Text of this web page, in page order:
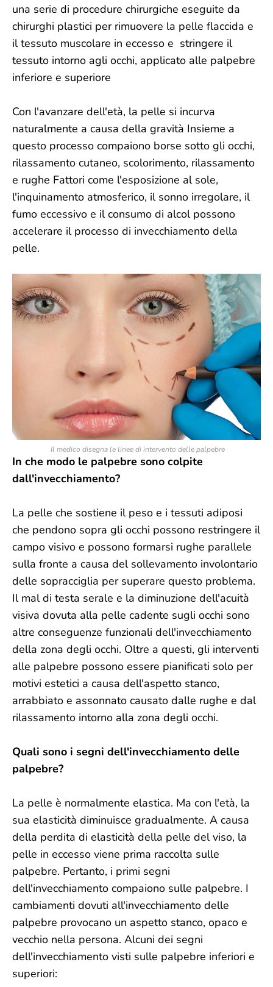
una serie di procedure chirurgiche eseguite da
chirurghi plastici per rimuovere la pelle flaccida e
il tessuto muscolare in eccesso e stringere il
tessuto intorno agli occhi, applicato alle palpebre
inferiore e superiore
Con l'avanzare dell'età, la pelle si incurva
naturalmente a causa della gravità Insieme a
questo processo compaiono borse sotto gli occhi,
rilassamento cutaneo, scolorimento, rilassamento
e rughe Fattori come l'esposizione al sole,
l'inquinamento atmosferico, il sonno irregolare, il
fumo eccessivo e il consumo di alcol possono
accelerare il processo di invecchiamento della
pelle.
Il medico disegna le linee di intervento delle palpebre
In che modo le palpebre sono colpite
dall'invecchiamento?
La pelle che sostiene il peso e i tessuti adiposi
che pendono sopra gli occhi possono restringere il
campo visivo e possono formarsi rughe parallele
sulla fronte a causa del sollevamento involontario
delle sopracciglia per superare questo problema.
Il mal di testa serale e la diminuzione dell'acuità
visiva dovuta alla pelle cadente sugli occhi sono
altre conseguenze funzionali dell'invecchiamento
della zona degli occhi. Oltre a questi, gli interventi
alle palpebre possono essere pianificati solo per
motivi estetici a causa dell'aspetto stanco,
arrabbiato e assonnato causato dalle rughe e dal
rilassamento intorno alla zona degli occhi.
Quali sono i segni dell'invecchiamento delle
palpebre?
La pelle è normalmente elastica. Ma con l'età, la
sua elasticità diminuisce gradualmente. A causa
della perdita di elasticità della pelle del viso, la
pelle in eccesso viene prima raccolta sulle
palpebre. Pertanto, i primi segni
dell'invecchiamento compaiono sulle palpebre. I
cambiamenti dovuti all'invecchiamento delle
palpebre provocano un aspetto stanco, opaco e
vecchio nella persona. Alcuni dei segni
dell'invecchiamento visti sulle palpebre inferiori e
superiori: